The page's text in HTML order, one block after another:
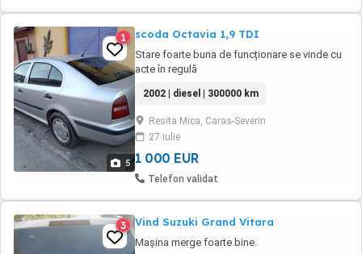
5
1 scoda Octavia 1,9 TDI
Stare foarte buna de funcționare se vinde cu
acte în regulă
2002 | diesel | 300000 km
Resita Mica, Caras-Severin
27 iulie
1 000 EUR
Telefon validat
3 Vind Suzuki Grand Vitara
Mașina merge foarte bine.